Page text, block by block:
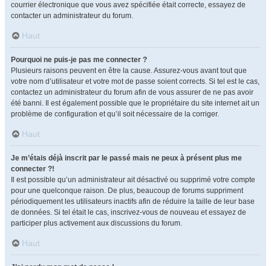
courrier électronique que vous avez spécifiée était correcte, essayez de
contacter un administrateur du forum.
Haut
Pourquoi ne puis-je pas me connecter ?
Plusieurs raisons peuvent en être la cause. Assurez-vous avant tout que
votre nom d’utilisateur et votre mot de passe soient corrects. Si tel est le cas,
contactez un administrateur du forum afin de vous assurer de ne pas avoir
été banni. Il est également possible que le propriétaire du site internet ait un
problème de configuration et qu’il soit nécessaire de la corriger.
Haut
Je m’étais déjà inscrit par le passé mais ne peux à présent plus me
connecter ?!
Il est possible qu’un administrateur ait désactivé ou supprimé votre compte
pour une quelconque raison. De plus, beaucoup de forums suppriment
périodiquement les utilisateurs inactifs afin de réduire la taille de leur base
de données. Si tel était le cas, inscrivez-vous de nouveau et essayez de
participer plus activement aux discussions du forum.
Haut